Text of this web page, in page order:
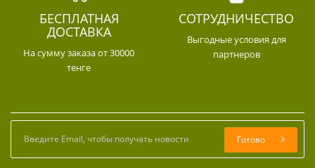
БЕСПЛАТНАЯ
ДОСТАВКА
На сумму заказа от 30000
тенге
СОТРУДНИЧЕСТВО
Выгодные условия для
партнеров
Готово